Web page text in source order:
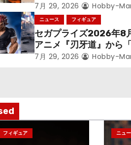
ン』鉱山で300年働く
っっちゃった「フリー
立体化！
7月 29, 2026 Hobby-
ニュース フィギュア
セガプライズ2026年8
アニメ『刃牙道』から
次郎」が登場ッッ!!
7月 29, 2026 Hobby-
フィギュア ニュ